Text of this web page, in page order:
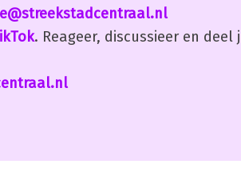
. Reageer, discussieer en deel